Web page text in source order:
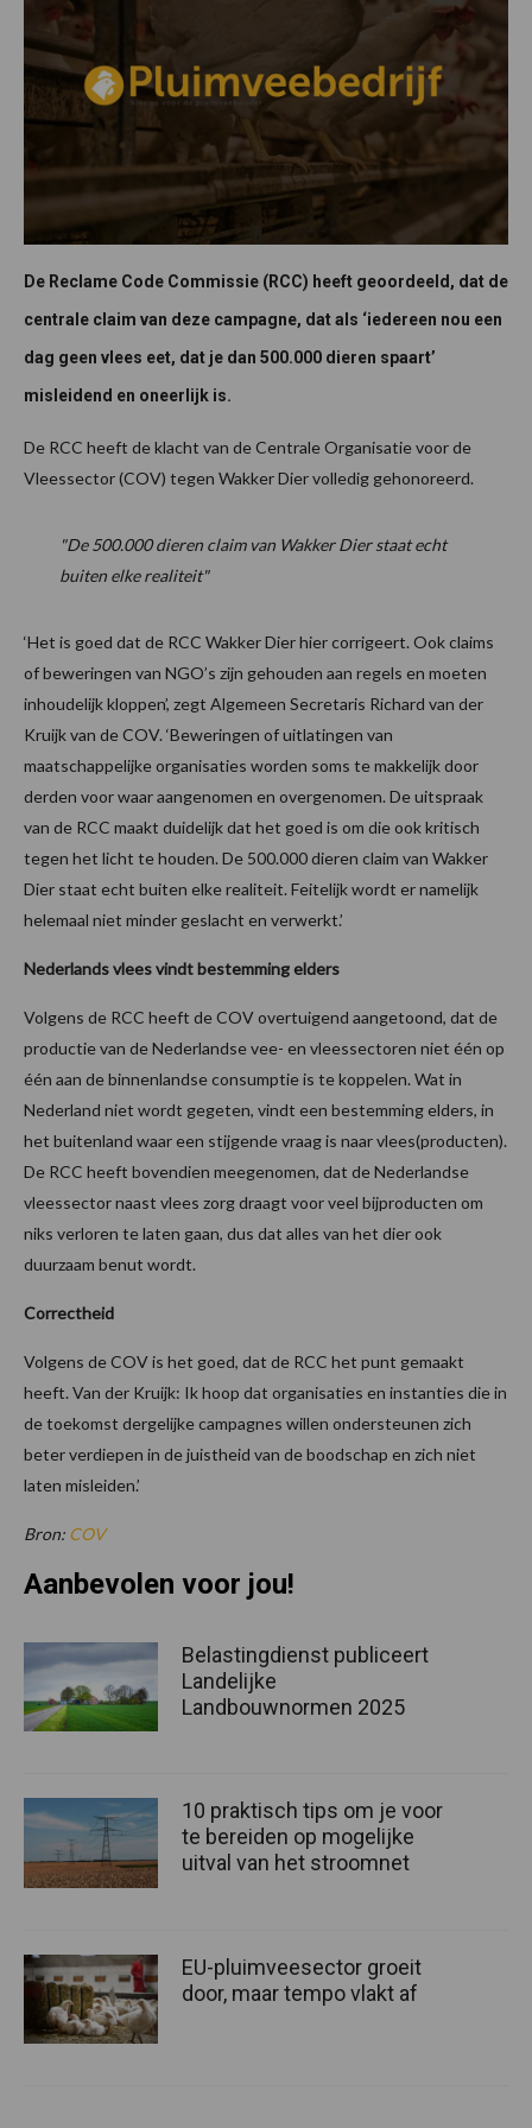
De Reclame Code Commissie (RCC) heeft geoordeeld, dat de
centrale claim van deze campagne, dat als ‘iedereen nou een
dag geen vlees eet, dat je dan 500.000 dieren spaart’
misleidend en oneerlijk is.
De RCC heeft de klacht van de Centrale Organisatie voor de
Vleessector (COV) tegen Wakker Dier volledig gehonoreerd.
"De 500.000 dieren claim van Wakker Dier staat echt
buiten elke realiteit"
‘Het is goed dat de RCC Wakker Dier hier corrigeert. Ook claims
of beweringen van NGO’s zijn gehouden aan regels en moeten
inhoudelijk kloppen’, zegt Algemeen Secretaris Richard van der
Kruijk van de COV. ‘Beweringen of uitlatingen van
maatschappelijke organisaties worden soms te makkelijk door
derden voor waar aangenomen en overgenomen. De uitspraak
van de RCC maakt duidelijk dat het goed is om die ook kritisch
tegen het licht te houden. De 500.000 dieren claim van Wakker
Dier staat echt buiten elke realiteit. Feitelijk wordt er namelijk
helemaal niet minder geslacht en verwerkt.’
Nederlands vlees vindt bestemming elders
Volgens de RCC heeft de COV overtuigend aangetoond, dat de
productie van de Nederlandse vee- en vleessectoren niet één op
één aan de binnenlandse consumptie is te koppelen. Wat in
Nederland niet wordt gegeten, vindt een bestemming elders, in
het buitenland waar een stijgende vraag is naar vlees(producten).
De RCC heeft bovendien meegenomen, dat de Nederlandse
vleessector naast vlees zorg draagt voor veel bijproducten om
niks verloren te laten gaan, dus dat alles van het dier ook
duurzaam benut wordt.
Correctheid
Volgens de COV is het goed, dat de RCC het punt gemaakt
heeft. Van der Kruijk: Ik hoop dat organisaties en instanties die in
de toekomst dergelijke campagnes willen ondersteunen zich
beter verdiepen in de juistheid van de boodschap en zich niet
laten misleiden.’
Bron: COV
Aanbevolen voor jou!
Belastingdienst publiceert
Landelijke
Landbouwnormen 2025
10 praktisch tips om je voor
te bereiden op mogelijke
uitval van het stroomnet
EU-pluimveesector groeit
door, maar tempo vlakt af